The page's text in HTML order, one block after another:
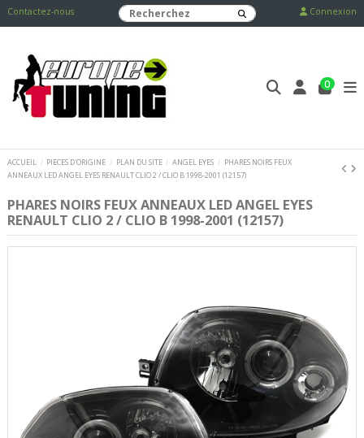
Contactez-nous Connexion
0
ACCUEIL PIECES D'ORIGINE PLAN DU SITE ANGEL EYES
PHARES NOIRS FEUX
ANNEAUX LED ANGEL EYES RENAULT CLIO 2 / CLIO B 1998-2001 (12157)
PHARES NOIRS FEUX ANNEAUX LED ANGEL EYES
RENAULT CLIO 2 / CLIO B 1998-2001 (12157)